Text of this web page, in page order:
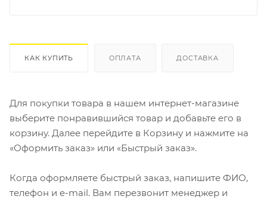
КАК КУПИТЬ ОПЛАТА ДОСТАВКА
Для покупки товара в нашем интернет-магазине
выберите понравившийся товар и добавьте его в
корзину. Далее перейдите в Корзину и нажмите на
«Оформить заказ» или «Быстрый заказ».
Когда оформляете быстрый заказ, напишите ФИО,
телефон и e-mail. Вам перезвонит менеджер и